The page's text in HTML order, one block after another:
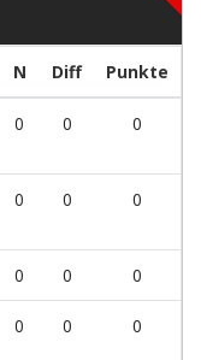
N Diff Punkte
0 0 0
0 0 0
0 0 0
0 0 0